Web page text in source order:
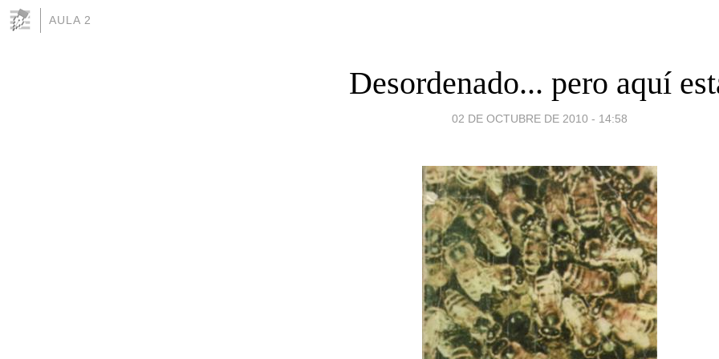
AULA 2
Desordenado... pero aquí
02 DE OCTUBRE DE 2010 - 14:58